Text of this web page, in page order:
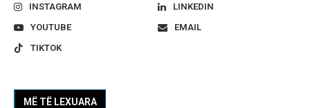
INSTAGRAM
LINKEDIN
YOUTUBE
EMAIL
TIKTOK
MË TË LEXUARA